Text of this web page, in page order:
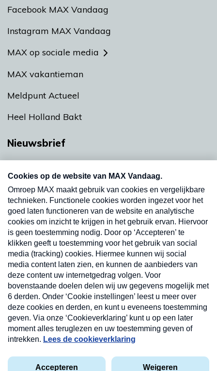
Facebook MAX Vandaag
Instagram MAX Vandaag
MAX op sociale media
MAX vakantieman
Meldpunt Actueel
Heel Holland Bakt
Nieuwsbrief
nieuwsbrief. Elke vrijdag- en dinsdagochtend in
uw mailbox.
Verzend
Privacyverklaring
Cookieverklaring
Nieuwsbrief
Neem hier een gratis abonnement op onze
nieuwsbrief. Elke vrijdag- en dinsdagochtend in uw